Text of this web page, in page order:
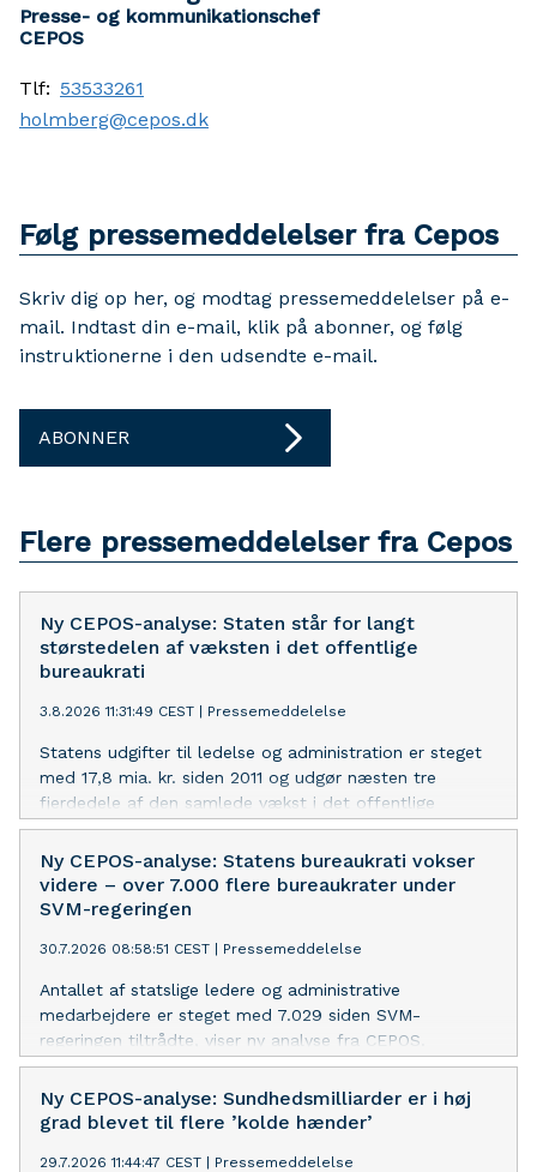
Presse- og kommunikationschef
CEPOS
Tlf: 53533261
holmberg@cepos.dk
Følg pressemeddelelser fra Cepos
Skriv dig op her, og modtag pressemeddelelser på e-
mail. Indtast din e-mail, klik på abonner, og følg
instruktionerne i den udsendte e-mail.
ABONNER
Flere pressemeddelelser fra Cepos
Ny CEPOS-analyse: Staten står for langt
størstedelen af væksten i det offentlige
bureaukrati
3.8.2026 11:31:49 CEST Pressemeddelelse
Statens udgifter til ledelse og administration er steget
med 17,8 mia. kr. siden 2011 og udgør næsten tre
fjerdedele af den samlede vækst i det offentlige
bureaukrati. Der er et betydeligt potentiale for at
frigøre ressourcer til velfærd eller skattelettelser, viser
ny CEPOS-analyse
Ny CEPOS-analyse: Statens bureaukrati vokser
videre – over 7.000 flere bureaukrater under
SVM-regeringen
30.7.2026 08:58:51 CEST Pressemeddelelse
Antallet af statslige ledere og administrative
medarbejdere er steget med 7.029 siden SVM-
regeringen tiltrådte, viser ny analyse fra CEPOS.
Udviklingen går stik imod regeringens egne ambitioner
om afbureaukratisering, og CEPOS efterlyser bindende
mål for at begrænse væksten i statsadministrationen
Ny CEPOS-analyse: Sundhedsmilliarder er i høj
grad blevet til flere ’kolde hænder’
29.7.2026 11:44:47 CEST Pressemeddelelse